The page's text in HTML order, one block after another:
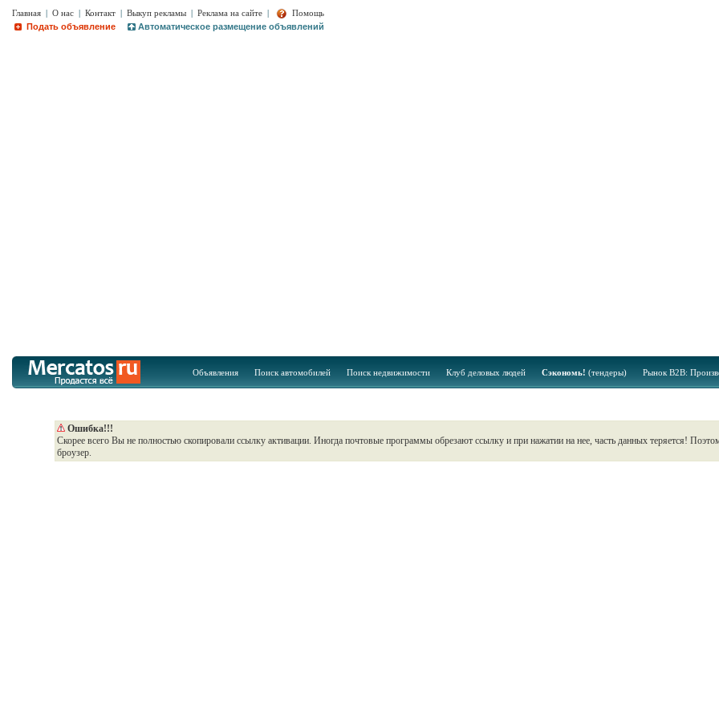
Главная | О нас | Контакт | Выкуп рекламы | Реклама на сайте |
Помощь
Подать объявление
Автоматическое размещение объявлений
Объявления Поиск автомобилей Поиск недвижимости Клуб деловых людей Сэкономь! (тендеры) Рынок B2B:
Ошибка!!!
Скорее всего Вы не полностью скопировали ссылку активации. Иногда почтовые программы обрезают ссылку и при нажатии на нее, часть данных теряется!
броузер.